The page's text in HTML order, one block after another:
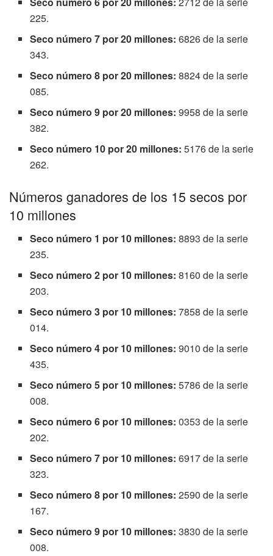
225.
Seco número 7 por 20 millones:6826 de la serie
343.
Seco número 8 por 20 millones:8824 de la serie
085.
Seco número 9 por 20 millones:9958 de la serie
382.
Seco número 10 por 20 millones:5176 de la serie
262.
Números ganadores de los 15 secos por
10 millones
Seco número 1 por 10 millones:8893 de la serie
235.
Seco número 2 por 10 millones:8160 de la serie
203.
Seco número 3 por 10 millones:7858 de la serie
014.
Seco número 4 por 10 millones:9010 de la serie
435.
Seco número 5 por 10 millones:5786 de la serie
008.
Seco número 6 por 10 millones:0353 de la serie
202.
Seco número 7 por 10 millones:6917 de la serie
323.
Seco número 8 por 10 millones:2590 de la serie
167.
Seco número 9 por 10 millones:3830 de la serie
008.